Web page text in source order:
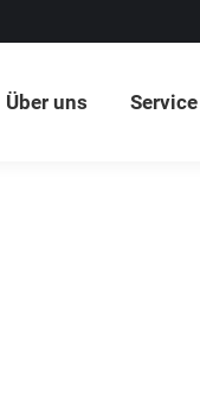
Über uns Service
Über uns Service